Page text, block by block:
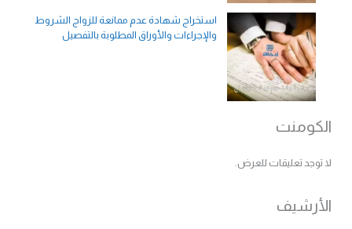
استخراج شهادة عدم ممانعة للزواج الشروط
والإجراءات والأوراق المطلوبة بالتفصيل
الكومنت
لا توجد تعليقات للعرض.
الأرشيف